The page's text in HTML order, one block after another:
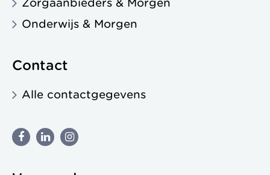
Zorgaanbieders & Morgen
Onderwijs & Morgen
Contact
Alle contactgegevens